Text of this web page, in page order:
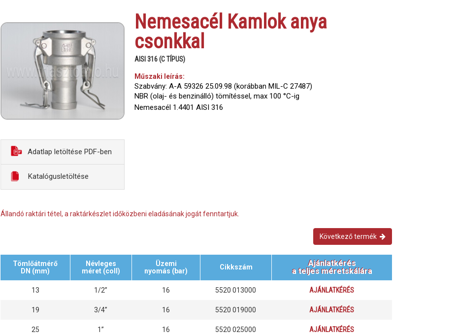
Adatlap letöltése PDF-ben
Katalógusletöltése
Nemesacél Kamlok anya
csonkkal
AISI 316 (C TÍPUS)
Műszaki leírás:
Szabvány: A-A 59326 25.09.98 (korábban MIL-C 27487)
NBR (olaj- és benzinálló) tömítéssel, max 100 °C-ig
Nemesacél 1.4401 AISI 316
Állandó raktári tétel, a raktárkészlet időközbeni eladásának jogát fenntartjuk.
Következő termék
Tömlőátmérő
DN (mm)
Névleges
méret (coll)
Üzemi
nyomás (bar)
Cikkszám
Ajánlatkérés
a teljes méretskálára
13 1/2” 16 5520 013000 AJÁNLATKÉRÉS
19 3/4” 16 5520 019000 AJÁNLATKÉRÉS
25 1” 16 5520 025000 AJÁNLATKÉRÉS